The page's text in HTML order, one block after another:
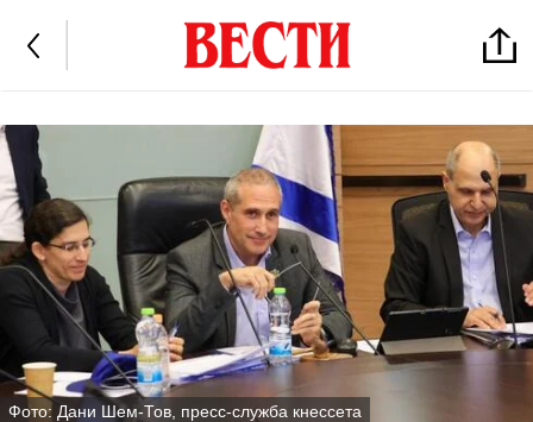
Фото: Дани Шем-Тов, пресс-служба кнессета